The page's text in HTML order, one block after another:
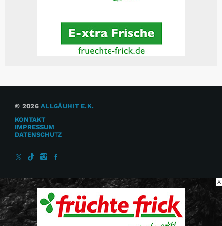
© 2026ALLGÄUHIT E.K.
KONTAKT
IMPRESSUM
DATENSCHUTZ
X